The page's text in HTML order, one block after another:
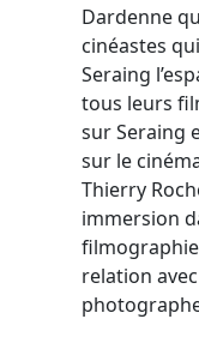
Dardenne
cinéastes
Seraing
tous leurs
sur Seraing
sur le
Thierry
immersion
relation